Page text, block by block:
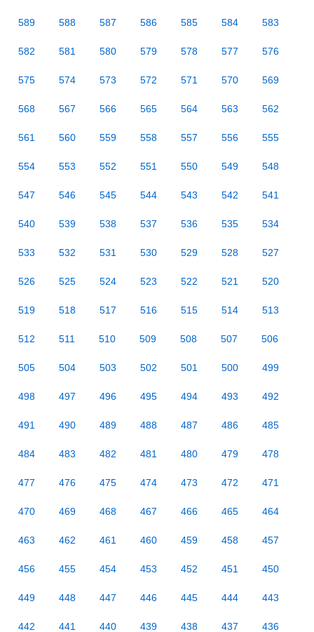
589 588 587 586 585 584 583
582 581 580 579 578 577 576
575 574 573 572 571 570 569
568 567 566 565 564 563 562
561 560 559 558 557 556 555
554 553 552 551 550 549 548
547 546 545 544 543 542 541
540 539 538 537 536 535 534
533 532 531 530 529 528 527
526 525 524 523 522 521 520
519 518 517 516 515 514 513
512 511 510 509 508 507 506
505 504 503 502 501 500 499
498 497 496 495 494 493 492
491 490 489 488 487 486 485
484 483 482 481 480 479 478
477 476 475 474 473 472 471
470 469 468 467 466 465 464
463 462 461 460 459 458 457
456 455 454 453 452 451 450
449 448 447 446 445 444 443
442 441 440 439 438 437 436